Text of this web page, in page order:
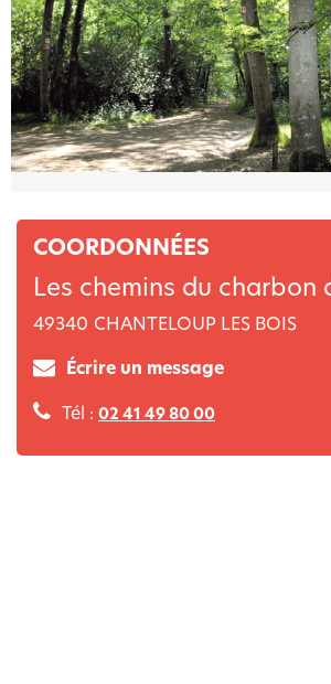
COORDONNÉES
Les chemins du charbon
49340 CHANTELOUP LES BOIS
Écrire un message
Tél : 02 41 49 80 00